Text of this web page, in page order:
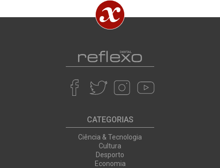
CATEGORIAS
Ciência & Tecnologia
Cultura
Desporto
Economia